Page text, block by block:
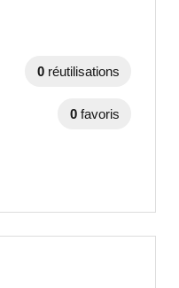
0 réutilisations
0 favoris